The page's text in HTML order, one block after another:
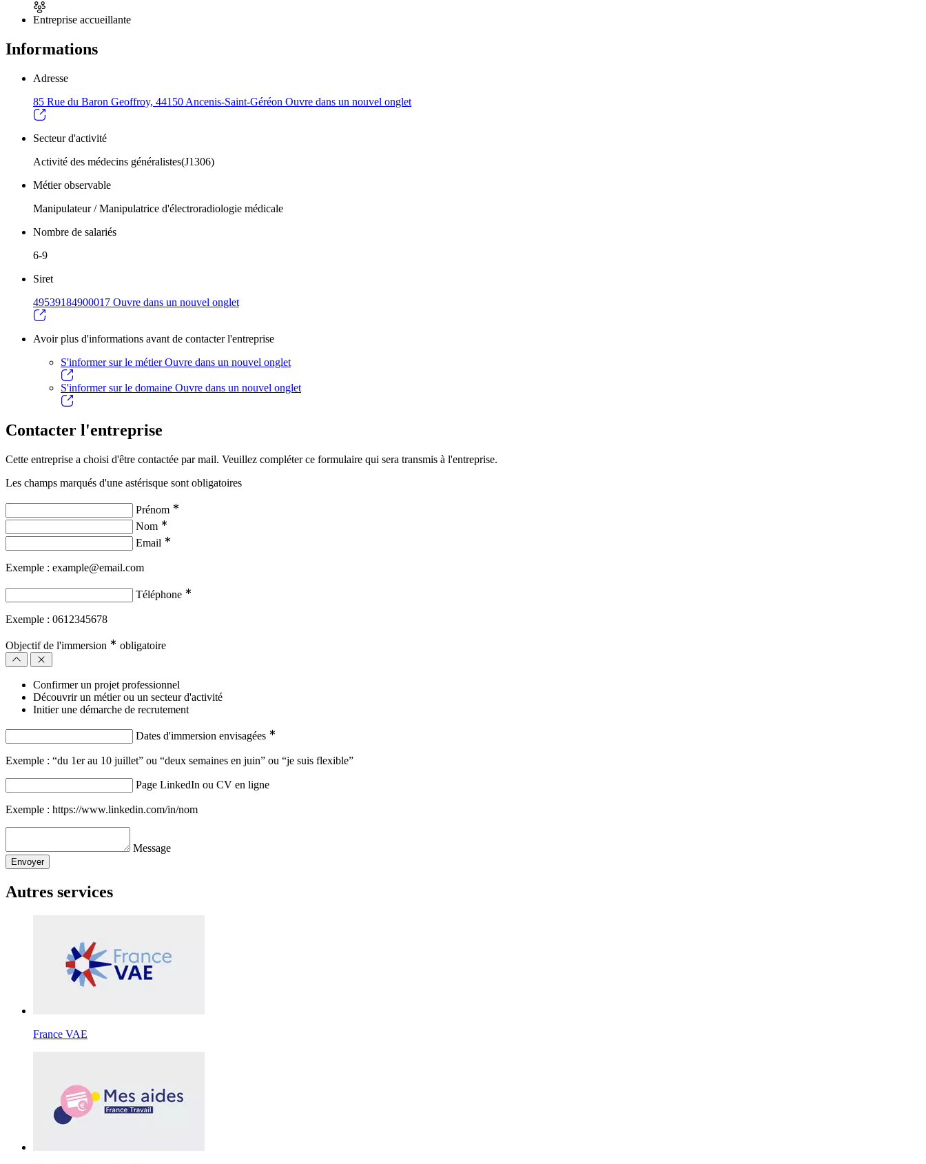
Entreprise accueillante
Informations
Adresse
85 Rue du Baron Geoffroy, 44150 Ancenis-Saint-Géréon Ouvre dans un nouvel onglet
Secteur d'activité
Activité des médecins généralistes(J1306)
Métier observable
Manipulateur / Manipulatrice d'électroradiologie médicale
Nombre de salariés
6-9
Siret
49539184900017 Ouvre dans un nouvel onglet
Avoir plus d'informations avant de contacter l'entreprise
S'informer sur le métierOuvre dans un nouvel onglet
S'informer sur le domaine Ouvre dans un nouvel onglet
Contacter l'entreprise
Cette entreprise a choisi d'être contactée par mail. Veuillez compléter ce formulaire qui sera transmis à l'entreprise.
Les champs marqués d'une astérisque sont obligatoires
Prénom ∗
Nom ∗
Email ∗
Exemple : example@email.com
Téléphone ∗
Exemple : 0612345678
Objectif de l'immersion ∗ obligatoire
Confirmer un projet professionnel
Découvrir un métier ou un secteur d'activité
Initier une démarche de recrutement
Dates d'immersion envisagées ∗
Exemple : “du 1er au 10 juillet” ou “deux semaines en juin” ou “je suis flexible”
Page LinkedIn ou CV en ligne
Exemple : https://www.linkedin.com/in/nom
Message
Envoyer
Autres services
France VAE